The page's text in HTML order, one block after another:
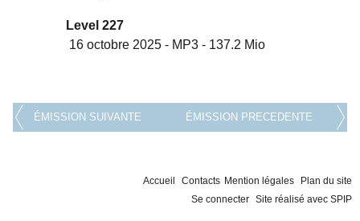
Level 227
16 octobre 2025 - MP3 - 137.2 Mio
ÉMISSION SUIVANTE ÉMISSION PRECEDENTE
Accueil Contacts Mention légales
Plan du site
Se connecter Site réalisé avec SPIP